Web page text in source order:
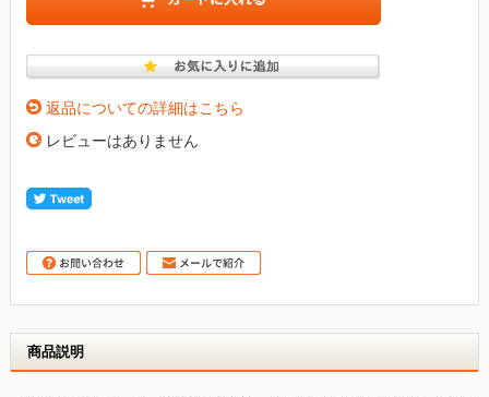
返品についての詳細はこちら
レビューはありません
商品説明